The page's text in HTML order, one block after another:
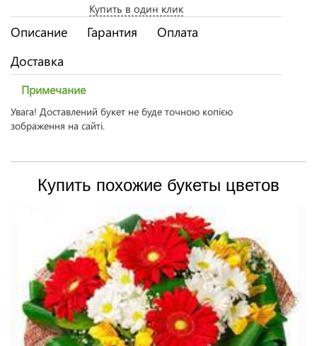
Купить в один клик
Описание Гарантия
Оплата
Доставка
Примечание
Увага! Доставлений букет не буде точною копією
зображення на сайті.
Купить похожие букеты цветов